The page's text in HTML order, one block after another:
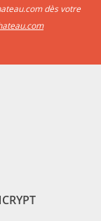
dès votre